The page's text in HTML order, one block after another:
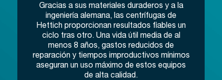
Gracias a sus materiales duraderos y a la
ingeniería alemana, las centrífugas de
Hettich proporcionan resultados fiables un
ciclo tras otro. Una vida útil media de al
menos 8 años, gastos reducidos de
reparación y tiempos improductivos mínimos
aseguran un uso máximo de estos equipos
de alta calidad.